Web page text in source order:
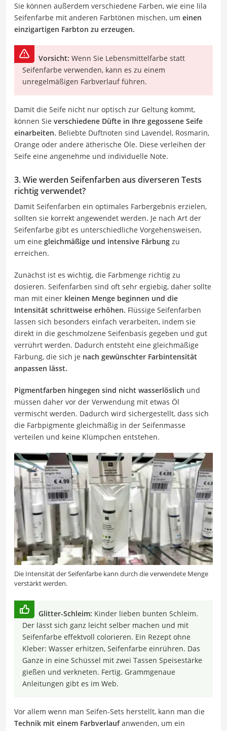
Sie können außerdem verschiedene Farben, wie eine lila
Seifenfarbe mit anderen Farbtönen mischen, um einen
einzigartigen Farbton zu erzeugen.
Vorsicht: Wenn Sie Lebensmittelfarbe statt
Seifenfarbe verwenden, kann es zu einem
unregelmäßigen Farbverlauf führen.
Damit die Seife nicht nur optisch zur Geltung kommt,
können Sie verschiedene Düfte in Ihre gegossene Seife
einarbeiten. Beliebte Duftnoten sind Lavendel, Rosmarin,
Orange oder andere ätherische Öle. Diese verleihen der
Seife eine angenehme und individuelle Note.
3. Wie werden Seifenfarben aus diverseren Tests
richtig verwendet?
Damit Seifenfarben ein optimales Farbergebnis erzielen,
sollten sie korrekt angewendet werden. Je nach Art der
Seifenfarbe gibt es unterschiedliche Vorgehensweisen,
um eine gleichmäßige und intensive Färbung zu
erreichen.
Zunächst ist es wichtig, die Farbmenge richtig zu
dosieren. Seifenfarben sind oft sehr ergiebig, daher sollte
man mit einer kleinen Menge beginnen und die
Intensität schrittweise erhöhen. Flüssige Seifenfarben
lassen sich besonders einfach verarbeiten, indem sie
direkt in die geschmolzene Seifenbasis gegeben und gut
verrührt werden. Dadurch entsteht eine gleichmäßige
Färbung, die sich je nach gewünschter Farbintensität
anpassen lässt.
Pigmentfarben hingegen sind nicht wasserlöslich und
müssen daher vor der Verwendung mit etwas Öl
vermischt werden. Dadurch wird sichergestellt, dass sich
die Farbpigmente gleichmäßig in der Seifenmasse
verteilen und keine Klümpchen entstehen.
Die Intensität der Seifenfarbe kann durch die verwendete Menge
verstärkt werden.
Glitter-Schleim: Kinder lieben bunten Schleim.
Der lässt sich ganz leicht selber machen und mit
Seifenfarbe effektvoll colorieren. Ein Rezept ohne
Kleber: Wasser erhitzen, Seifenfarbe einrühren. Das
Ganze in eine Schüssel mit zwei Tassen Speisestärke
gießen und verkneten. Fertig. Grammgenaue
Anleitungen gibt es im Web.
Vor allem wenn man Seifen-Sets herstellt, kann man die
Technik mit einem Farbverlaufanwenden, um ein